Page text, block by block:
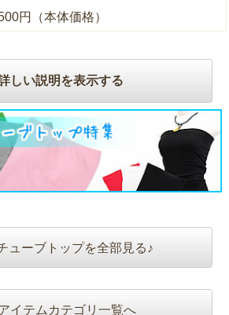
円（本体価格）
しい説明を表示する
ューブトップを全部見る♪
イテムカテゴリ一覧へ